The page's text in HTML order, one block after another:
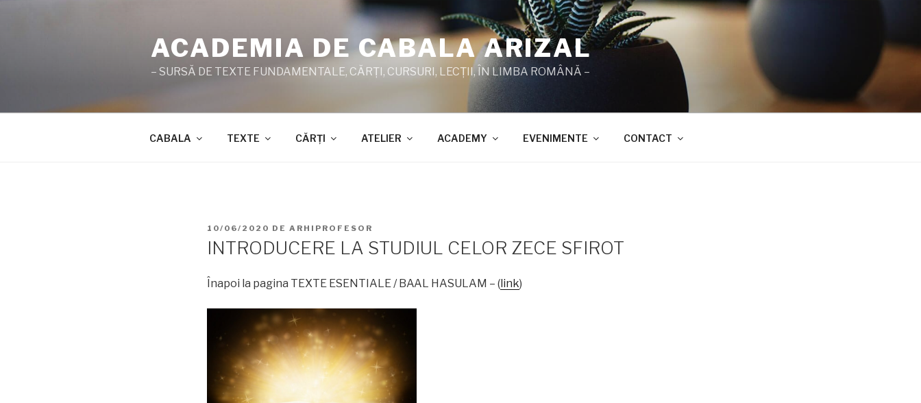
ACADEMIA DE CABALA ARIZAL
– SURSĂ DE TEXTE FUNDAMENTALE, CĂRŢI, CURSURI, LECŢII, ÎN LIMBA ROMÂNĂ –
CABALA TEXTE CĂRŢI ATELIER ACADEMY EVENIMENTE CONTACT
PUBLICAT
10/06/2020 DE ARHIPROFESOR
INTRODUCERE LA STUDIUL CELOR ZECE SFIROT
Înapoi la pagina TEXTE ESENTIALE / BAAL HASULAM – ( link)